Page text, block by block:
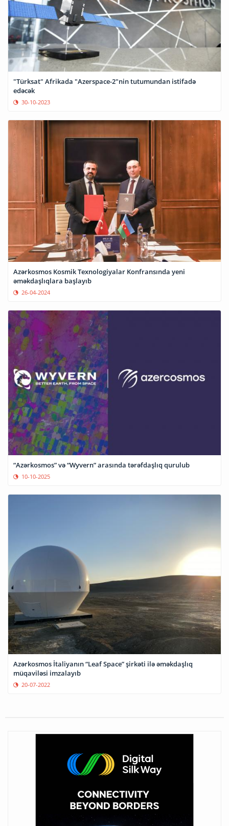
"Türksat" Afrikada "Azerspace-2"nin tutumundan istifadə
edəcək
30-10-2023
Azərkosmos Kosmik Texnologiyalar Konfransında yeni
əməkdaşlıqlara başlayıb
26-04-2024
“Azərkosmos” və “Wyvern” arasında tərəfdaşlıq qurulub
10-10-2025
Azərkosmos İtaliyanın “Leaf Space” şirkəti ilə əməkdaşlıq
müqaviləsi imzalayıb
20-07-2022